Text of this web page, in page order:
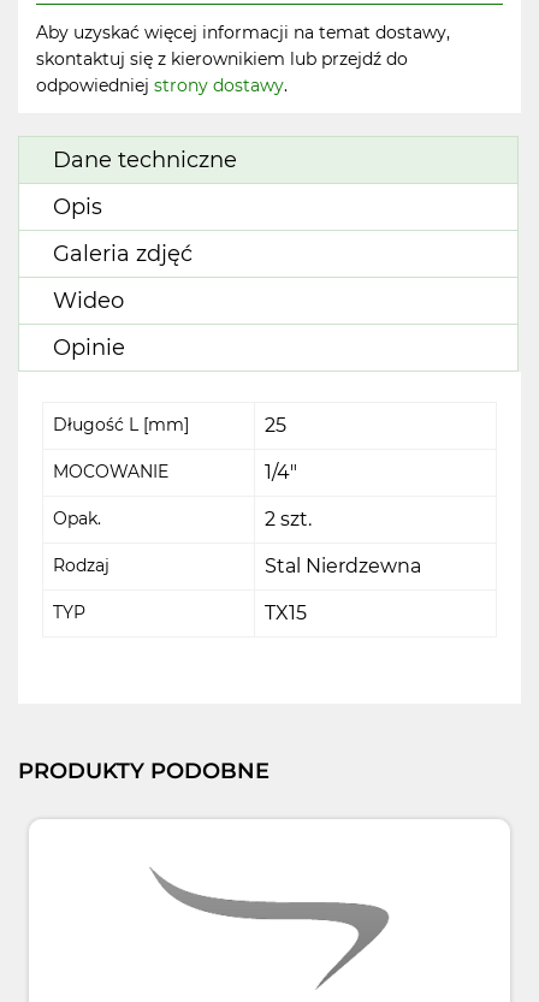
Aby uzyskać więcej informacji na temat dostawy,
skontaktuj się z kierownikiem lub przejdź do
odpowiedniej strony dostawy.
Dane techniczne
Opis
Galeria zdjęć
Wideo
Opinie
Długość L [mm] 25
MOCOWANIE 1/4"
Opak. 2 szt.
Rodzaj Stal Nierdzewna
TYP TX15
PRODUKTY PODOBNE